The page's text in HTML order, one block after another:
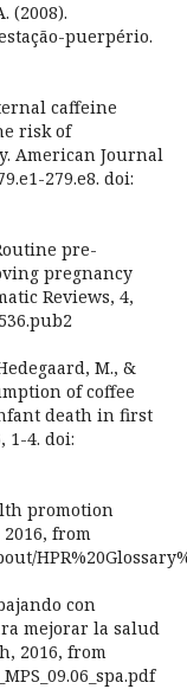
(2008).
puerpério.
caffeine
risk of
American Journal
279.e8. doi:
pre-
pregnancy
Reviews, 4,
M., &
of coffee
death in first
1-4. doi:
promotion
from
con
mejorar la salud
2016, from